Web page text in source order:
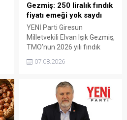
Gezmiş: 250 liralık fındık
fiyatı emeği yok saydı
YENİ Parti Giresun
Milletvekili Elvan Işık Gezmiş,
TMO’nun 2026 yılı fındık
Açıklanan rakamın üreticinin
karşılamadığını belirten
Gezmiş, “Üreticiyi yok
sayanı, günü geldiğinde
üretici de yok sayacaktır”
07.08.2026